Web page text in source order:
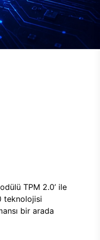
TPM 2.0’ ile
teknolojisi
bir arada